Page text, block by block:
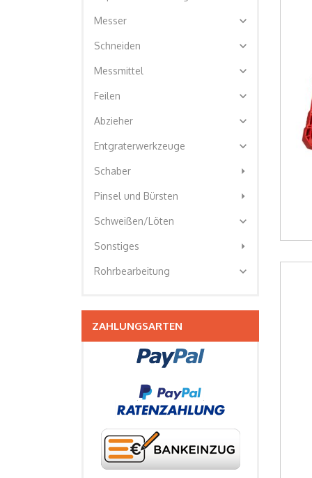
Messer expand_more
Schneiden expand_more
Messmittel expand_more
Feilen expand_more
Abzieher expand_more
Entgraterwerkzeuge expand_more
Schaber arrow_right
Pinsel und Bürsten arrow_right
Schweißen/Löten expand_more
Sonstiges arrow_right
Rohrbearbeitung expand_more
ZAHLUNGSARTEN